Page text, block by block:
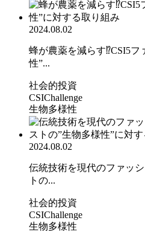
2024.08.02
蜂が農薬を減らす⁉CSI5フ
性”...
社会的投資
CSIChallenge
生物多様性
2024.08.02
伝統技術を現代のファッ
トの...
社会的投資
CSIChallenge
生物多様性